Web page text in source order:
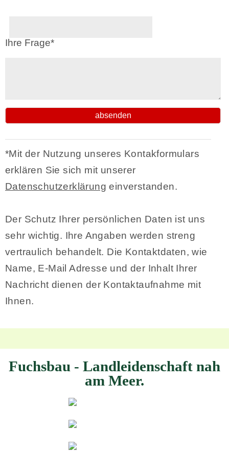
Ihre Frage*
absenden
*Mit der Nutzung unseres Kontakformulars
erklären Sie sich mit unserer
Datenschutzerklärung einverstanden.
Der Schutz Ihrer persönlichen Daten ist uns
sehr wichtig. Ihre Angaben werden streng
vertraulich behandelt. Die Kontaktdaten, wie
Name, E-Mail Adresse und der Inhalt Ihrer
Nachricht dienen der Kontaktaufnahme mit
Ihnen.
Fuchsbau - Landleidenschaft nah
am Meer.